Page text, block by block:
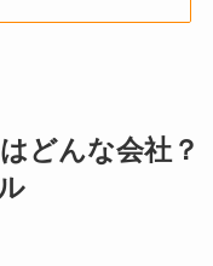
どんな会社？